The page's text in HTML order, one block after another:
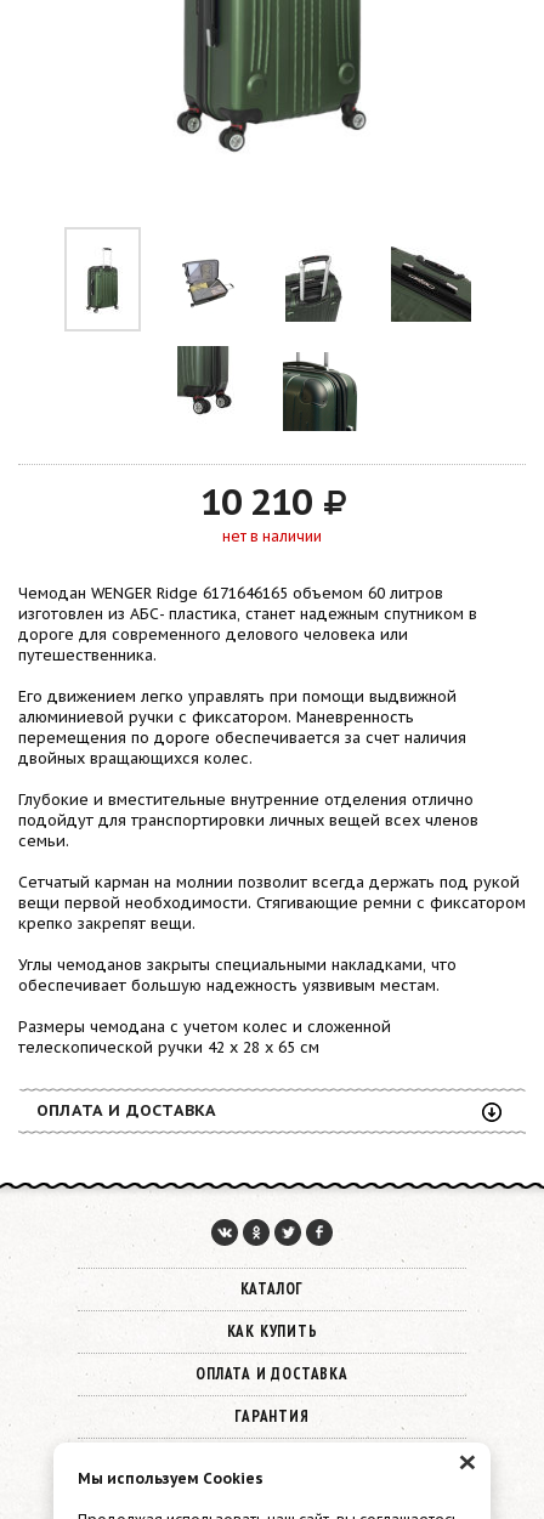
10 210
нет в наличии
Чемодан WENGER Ridge 6171646165 объемом 60 литров
изготовлен из АБС- пластика, станет надежным спутником в
дороге для современного делового человека или
путешественника.
Его движением легко управлять при помощи выдвижной
алюминиевой ручки с фиксатором. Маневренность
перемещения по дороге обеспечивается за счет наличия
двойных вращающихся колес.
Глубокие и вместительные внутренние отделения отлично
подойдут для транспортировки личных вещей всех членов
семьи.
Сетчатый карман на молнии позволит всегда держать под рукой
вещи первой необходимости. Стягивающие ремни с фиксатором
крепко закрепят вещи.
Углы чемоданов закрыты специальными накладками, что
обеспечивает большую надежность уязвивым местам.
Размеры чемодана с учетом колес и сложенной
телескопической ручки 42 x 28 x 65 см
ОПЛАТА И ДОСТАВКА
КАТАЛОГ
КАК КУПИТЬ
ОПЛАТА И ДОСТАВКА
ГАРАНТИЯ
×
Мы используем Cookies